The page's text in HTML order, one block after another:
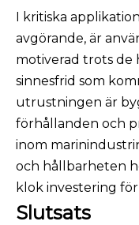
I kritiska
avgörande, är
motiverad trots de
sinnesfrid som
utrustningen är
förhållanden och
inom
och hållbarheten
klok investering
Slutsats